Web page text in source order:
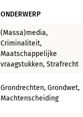
ONDERWERP
(Massa)media,
Criminaliteit,
Maatschappelijke
vraagstukken, Strafrecht
Grondrechten, Grondwet,
Machtenscheiding